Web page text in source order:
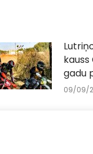
gadu
09/09/